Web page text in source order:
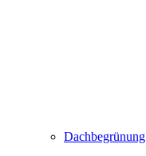
Dachbegrünung